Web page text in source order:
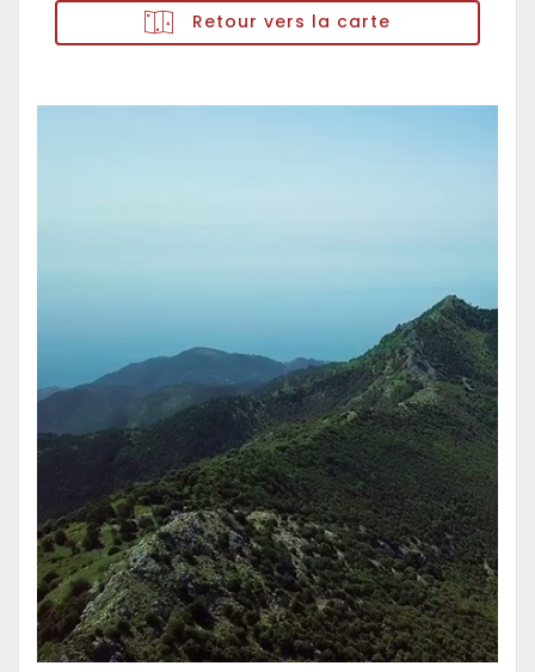
Retour vers la carte